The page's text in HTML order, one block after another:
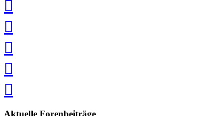
teilen
teilen
speichern
via
teilenteilen
Aktuelle Forenbeiträge